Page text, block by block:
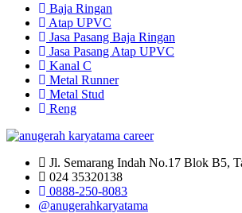
Baja Ringan
Atap UPVC
Jasa Pasang Baja Ringan
Jasa Pasang Atap UPVC
Kanal C
Metal Runner
Metal Stud
Reng
Jl. Semarang Indah No.17 Blok B5,
024 35320138
0888-250-8083
@anugerahkaryatama